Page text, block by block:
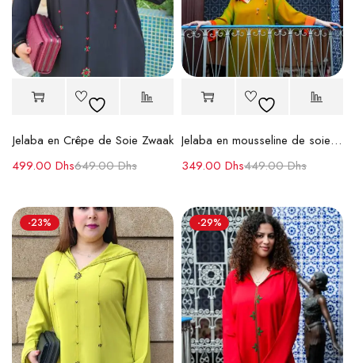
Jelaba en Crêpe de Soie Zwaak
649.00Dhs
499.00 Dhs
Jelaba en mousseline de soie – Élégance et confort
449.00Dhs
349.00 Dhs
-23% -29%